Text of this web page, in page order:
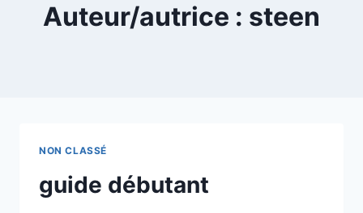
Auteur/autrice : steen
NON CLASSÉ
guide débutant